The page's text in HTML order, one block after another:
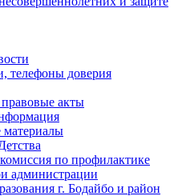
телефоны доверия
акты
материалы
по профилактике
администрации
г. Бодайбо и район